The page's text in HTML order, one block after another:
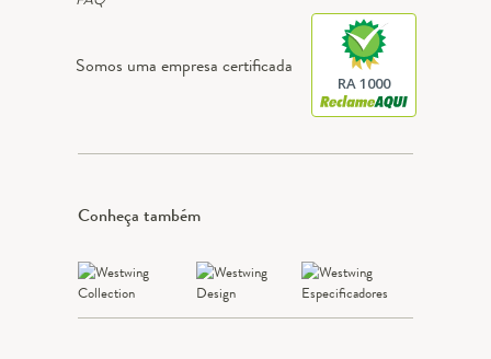
Somos uma empresa certificada
RA 1000
Conheça também